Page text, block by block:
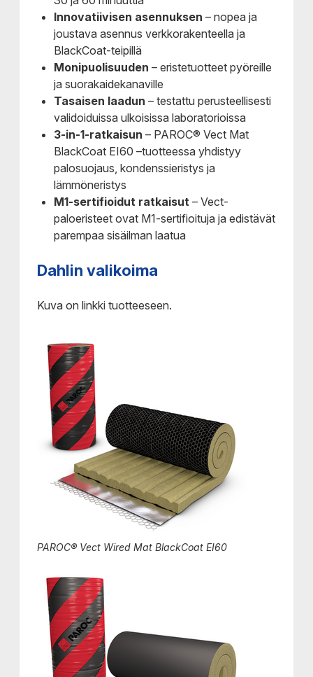
Innovatiivisen asennuksen – nopea ja
joustava asennus verkkorakenteella ja
BlackCoat-teipillä
Monipuolisuuden – eristetuotteet pyöreille
ja suorakaidekanaville
Tasaisen laadun – testattu perusteellisesti
validoiduissa ulkoisissa laboratorioissa
3-in-1-ratkaisun – PAROC® Vect Mat
BlackCoat EI60 –tuotteessa yhdistyy
palosuojaus, kondenssieristys ja
lämmöneristys
M1-sertifioidut ratkaisut– Vect-
paloeristeet ovat M1-sertifioituja ja edistävät
parempaa sisäilman laatua
Dahlin valikoima
Kuva on linkki tuotteeseen.
PAROC® Vect Wired Mat BlackCoat EI60